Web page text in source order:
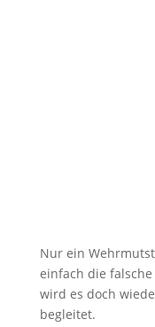
Nur ein
einfach die
wird es doch
begleitet.